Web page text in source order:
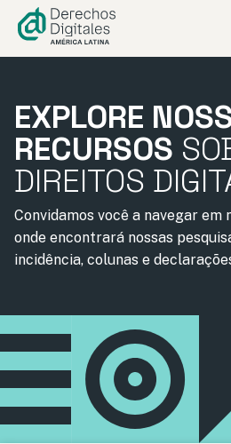
conteúdo
EXPLORE
RECURSOS
DIREITOS
Convidamos você a navegar em
onde encontrará nossas
incidência, colunas e